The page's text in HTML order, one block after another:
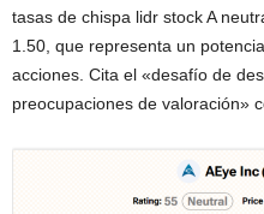
tasas de chispa lidr stock A
1.50, que representa un
acciones. Cita el «desafío de
preocupaciones de valoración»